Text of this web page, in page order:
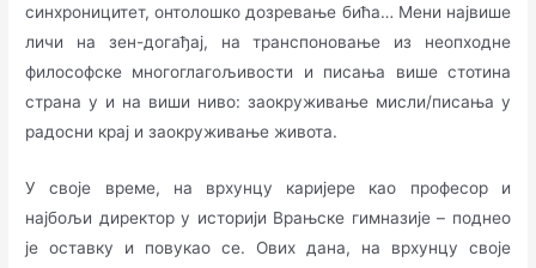
синхроницитет, онтолошко дозревање бића… Мени највише
личи на зен-догађај, на транспоновање из неопходне
философске многоглагољивости и писања више стотина
страна у и на виши ниво: заокруживање мисли/писања у
радосни крај и заокруживање живота.
У своје време, на врхунцу каријере као професор и
најбољи директор у историји Врањске гимназије – поднео
је оставку и повукао се. Ових дана, на врхунцу своје